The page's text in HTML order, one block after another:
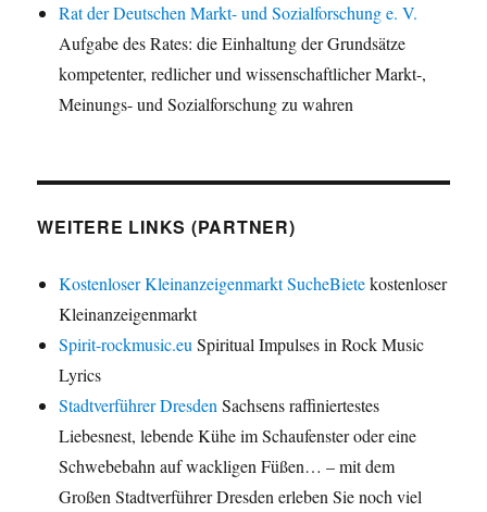
Rat der Deutschen Markt- und Sozialforschung e. V.
Aufgabe des Rates: die Einhaltung der Grundsätze
kompetenter, redlicher und wissenschaftlicher Markt-,
Meinungs- und Sozialforschung zu wahren
WEITERE LINKS (PARTNER)
Kostenloser Kleinanzeigenmarkt SucheBietekostenloser
Kleinanzeigenmarkt
Spirit-rockmusic.eu Spiritual Impulses in Rock Music
Lyrics
Stadtverführer Dresden Sachsens raffiniertestes
Liebesnest, lebende Kühe im Schaufenster oder eine
Schwebebahn auf wackligen Füßen… – mit dem
Großen Stadtverführer Dresden erleben Sie noch viel